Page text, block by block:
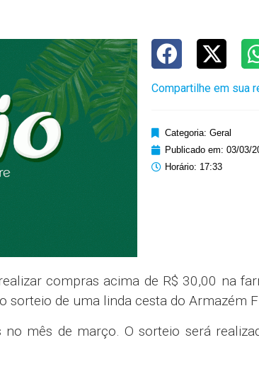
Compartilhe em sua
Categoria: Geral
Publicado em: 03/03/
Horário: 17:33
compras acima de R$ 30,00 na
de uma linda cesta do Armazém
mês de março. O sorteio será